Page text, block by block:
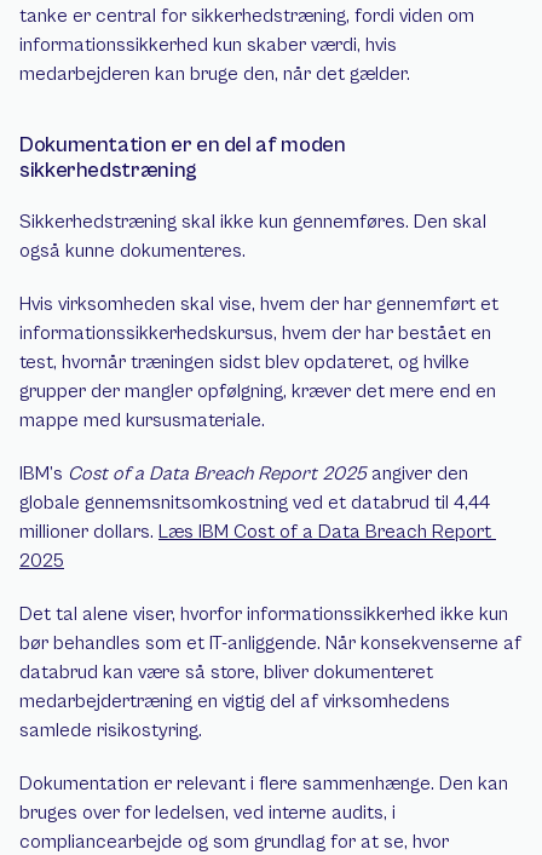
tanke er central for sikkerhedstræning, fordi viden om
informationssikkerhed kun skaber værdi, hvis
medarbejderen kan bruge den, når det gælder.
Dokumentation er en del af moden
sikkerhedstræning
Sikkerhedstræning skal ikke kun gennemføres. Den skal
også kunne dokumenteres.
Hvis virksomheden skal vise, hvem der har gennemført et
informationssikkerhedskursus, hvem der har bestået en
test, hvornår træningen sidst blev opdateret, og hvilke
grupper der mangler opfølgning, kræver det mere end en
mappe med kursusmateriale.
IBM’s Cost of a Data Breach Report 2025 angiver den
globale gennemsnitsomkostning ved et databrud til 4,44
millioner dollars. Læs IBM Cost of a Data Breach Report
2025
Det tal alene viser, hvorfor informationssikkerhed ikke kun
bør behandles som et IT-anliggende. Når konsekvenserne af
databrud kan være så store, bliver dokumenteret
medarbejdertræning en vigtig del af virksomhedens
samlede risikostyring.
Dokumentation er relevant i flere sammenhænge. Den kan
bruges over for ledelsen, ved interne audits, i
compliancearbejde og som grundlag for at se, hvor